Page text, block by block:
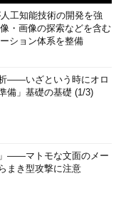
工知能技術の開発を強
・画像の探索などを含む
ション体系を整備
――いざという時にオロ
備」基礎の基礎 (1/3)
」――マトモな文面のメー
まき型攻撃に注意